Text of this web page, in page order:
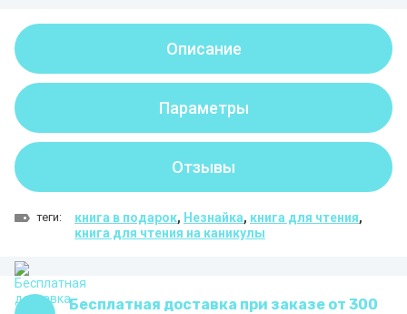
Описание
Параметры
Отзывы
теги: книга в подарок, Незнайка, книга для чтения,
книга для чтения на каникулы
Бесплатная доставка при заказе от 300